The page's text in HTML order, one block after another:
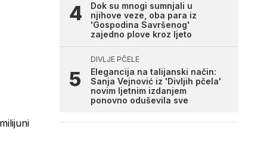
Dok su mnogi sumnjali u
njihove veze, oba para iz
'Gospodina Savršenog'
zajedno plove kroz ljeto
DIVLJE PČELE
Elegancija na talijanski način:
Sanja Vejnović iz 'Divljih pčela'
novim ljetnim izdanjem
ponovno oduševila sve